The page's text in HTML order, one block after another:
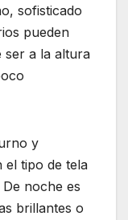
sofisticado
pueden
ser a la altura
y
el tipo de tela
noche es
brillantes o